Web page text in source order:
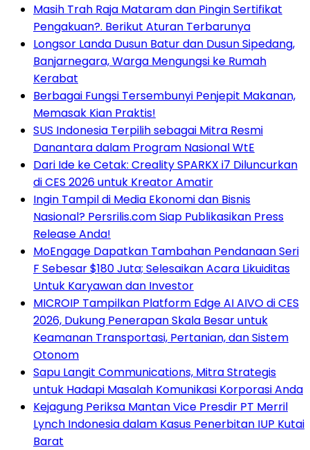
Masih Trah Raja Mataram dan Pingin Sertifikat
Pengakuan?. Berikut Aturan Terbarunya
Longsor Landa Dusun Batur dan Dusun Sipedang,
Banjarnegara, Warga Mengungsi ke Rumah
Kerabat
Berbagai Fungsi Tersembunyi Penjepit Makanan,
Memasak Kian Praktis!
SUS Indonesia Terpilih sebagai Mitra Resmi
Danantara dalam Program Nasional WtE
Dari Ide ke Cetak: Creality SPARKX i7 Diluncurkan
di CES 2026 untuk Kreator Amatir
Ingin Tampil di Media Ekonomi dan Bisnis
Nasional? Persrilis.com Siap Publikasikan Press
Release Anda!
MoEngage Dapatkan Tambahan Pendanaan Seri
F Sebesar $180 Juta; Selesaikan Acara Likuiditas
Untuk Karyawan dan Investor
MICROIP Tampilkan Platform Edge AI AIVO di CES
2026, Dukung Penerapan Skala Besar untuk
Keamanan Transportasi, Pertanian, dan Sistem
Otonom
Sapu Langit Communications, Mitra Strategis
untuk Hadapi Masalah Komunikasi Korporasi Anda
Kejagung Periksa Mantan Vice Presdir PT Merril
Lynch Indonesia dalam Kasus Penerbitan IUP Kutai
Barat